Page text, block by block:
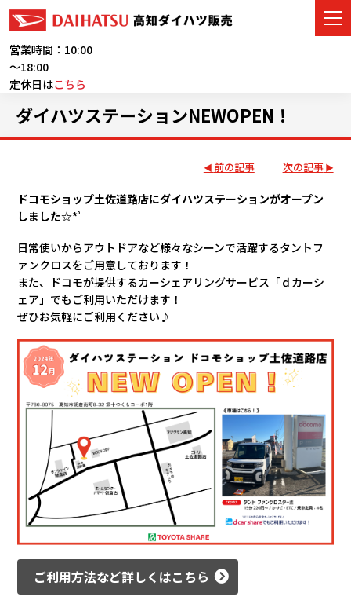
営業時間：10:00
～18:00
定休日はこちら
車をさがす
展示車・試乗車
会社情報
採用情報
カタ
リコ
ダイハツステーションNEWOPEN！
前の記事 次の記事
ドコモショップ土佐道路店にダイハツステーションがオープン
しました☆*ﾟ
日常使いからアウトドアなど様々なシーンで活躍するタントフ
ァンクロスをご用意しております！
また、ドコモが提供するカーシェアリングサービス「ｄカーシ
ェア」でもご利用いただけます！
ぜひお気軽にご利用ください♪
ご利用方法など詳しくはこちら